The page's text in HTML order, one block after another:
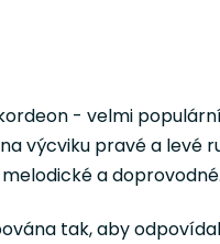
- velmi
výcviku pravé a levé
a
tak, aby